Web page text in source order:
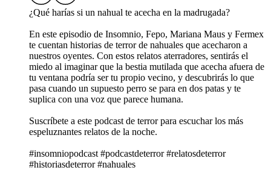
¿Qué harías si un nahual te acecha en la madrugada?
En este episodio de Insomnio, Fepo, Mariana Maus y Fermex
te cuentan historias de terror de nahuales que acecharon a
nuestros oyentes. Con estos relatos aterradores, sentirás el
miedo al imaginar que la bestia mutilada que acecha afuera de
tu ventana podría ser tu propio vecino, y descubrirás lo que
pasa cuando un supuesto perro se para en dos patas y te
suplica con una voz que parece humana.
Suscríbete a este podcast de terror para escuchar los más
espeluznantes relatos de la noche.
#insomniopodcast #podcastdeterror #relatosdeterror
#historiasdeterror #nahuales